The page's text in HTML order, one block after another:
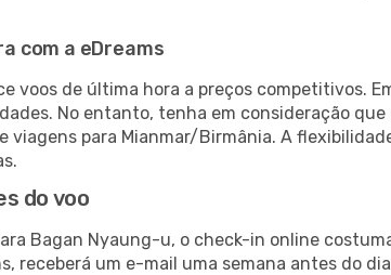
com a eDreams
voos de última hora a preços competitivos.
No entanto, tenha em consideração
viagens para Mianmar/Birmânia. A
do voo
Bagan Nyaung-u, o check-in online
receberá um e-mail uma semana antes do